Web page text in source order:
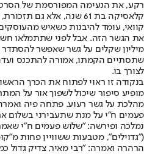
רקע, את הנעימה המפורסמת של הסרט
קלאסיקה בת 61 שנה, אלא
קוואי, עומד להיבנות כשאיש
מיליון שקלים על גשר שאפשר להסתדר
שתסתיים הקמתו, אמורה להתכנס
לצורך בו.
בנקודה זו ראוי לפתוח את הכרך
מופיע סיפור שיכול לשפוך אור על
מהלכת על גשר רעוע. פתחה פיה
פעמים ח"י על מנת שתעבירני בשלום
נמלכה ופירשה: "שלוש פעמים ח"י
("גדוילים", מטבעות ששוויין פחות
הרהרה ואמרה: "רבי מאיר, צדיק גדול